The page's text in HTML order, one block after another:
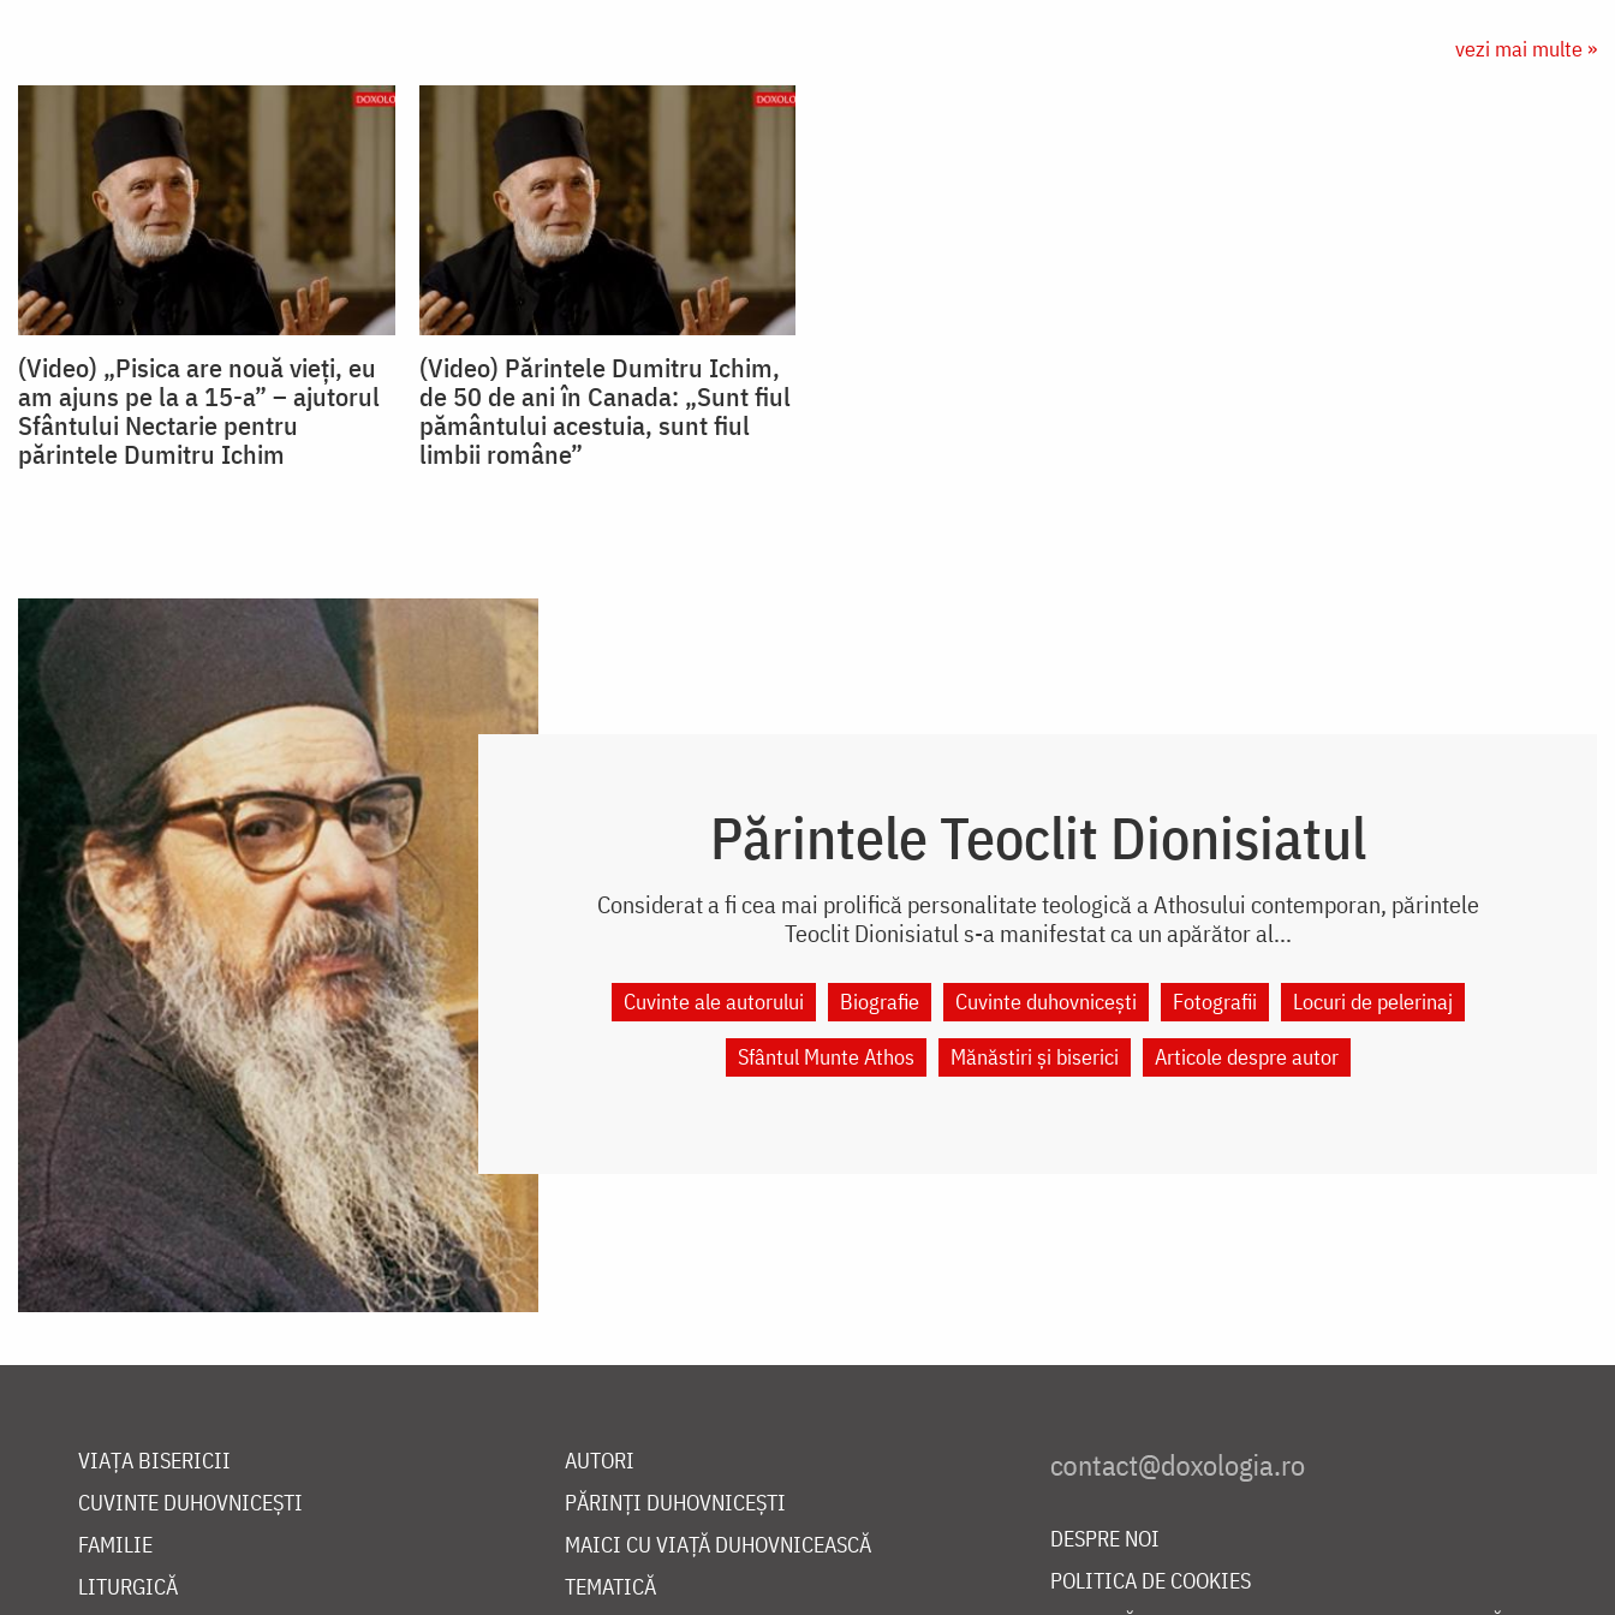
vezi mai multe »
(Video) „Pisica are nouă vieți, eu
am ajuns pe la a 15-a” – ajutorul
Sfântului Nectarie pentru
părintele Dumitru Ichim
(Video) Părintele Dumitru Ichim,
de 50 de ani în Canada: „Sunt fiul
pământului acestuia, sunt fiul
limbii române”
Părintele Teoclit Dionisiatul
Considerat a fi cea mai prolifică personalitate teologică a Athosului contemporan, părintele
Teoclit Dionisiatul s-a manifestat ca un apărător al...
Cuvinte ale autorului Biografie Cuvinte duhovnicești Fotografii
Locuri de pelerinaj
Sfântul Munte Athos
Mănăstiri și biserici Articole despre autor
VIAȚA BISERICII
CUVINTE DUHOVNICEȘTI
FAMILIE
LITURGICĂ
AUTORI
PĂRINȚI DUHOVNICEȘTI
MAICI CU VIAȚĂ DUHOVNICEASCĂ
TEMATICĂ
DESPRE NOI
POLITICA DE COOKIES